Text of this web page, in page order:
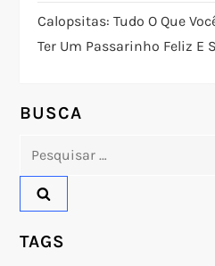
d
e
P
o
s
t
Calopsitas: Tudo O Que
Ter Um Passarinho Feliz E
BUSCA
Pesquisar
TAGS